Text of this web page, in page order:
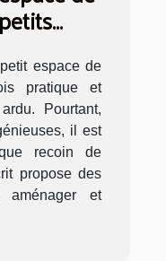
espace de
pratique et
Pourtant,
il est
recoin de
propose des
aménager et